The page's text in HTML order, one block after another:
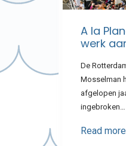
A la
werk
De
Mosselman
afgelopen
ingebroken…
Read more